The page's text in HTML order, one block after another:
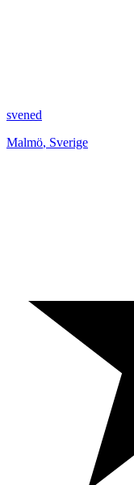
svened
Malmö, Sverige